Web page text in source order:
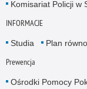
Komisariat Policji w
INFORMACJE
Studia Plan
Prewencja
Ośrodki Pomocy